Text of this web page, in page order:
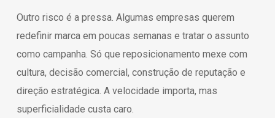
Outro risco é a pressa. Algumas empresas querem
redefinir marca em poucas semanas e tratar o assunto
como campanha. Só que reposicionamento mexe com
cultura, decisão comercial, construção de reputação e
direção estratégica. A velocidade importa, mas
superficialidade custa caro.